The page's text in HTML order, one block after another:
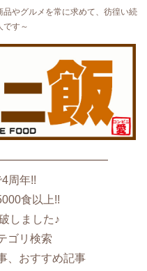
やグルメを常に求めて、彷徨い続
です～
周年!!
食以上!!
しました♪
ゴリ検索
、おすすめ記事